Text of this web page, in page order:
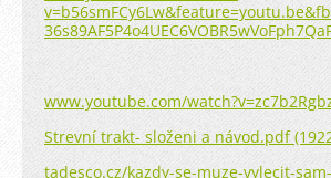
www.youtube.com/
Strevní trakt- složeni a návod.pdf
tadesco.cz/kazdy-se-muze-vylecit-